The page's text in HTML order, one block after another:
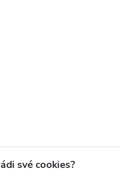
své cookies?